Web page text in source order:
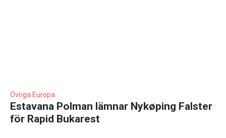
Övriga Europa
Estavana Polman lämnar Nykøping Falster
för Rapid Bukarest